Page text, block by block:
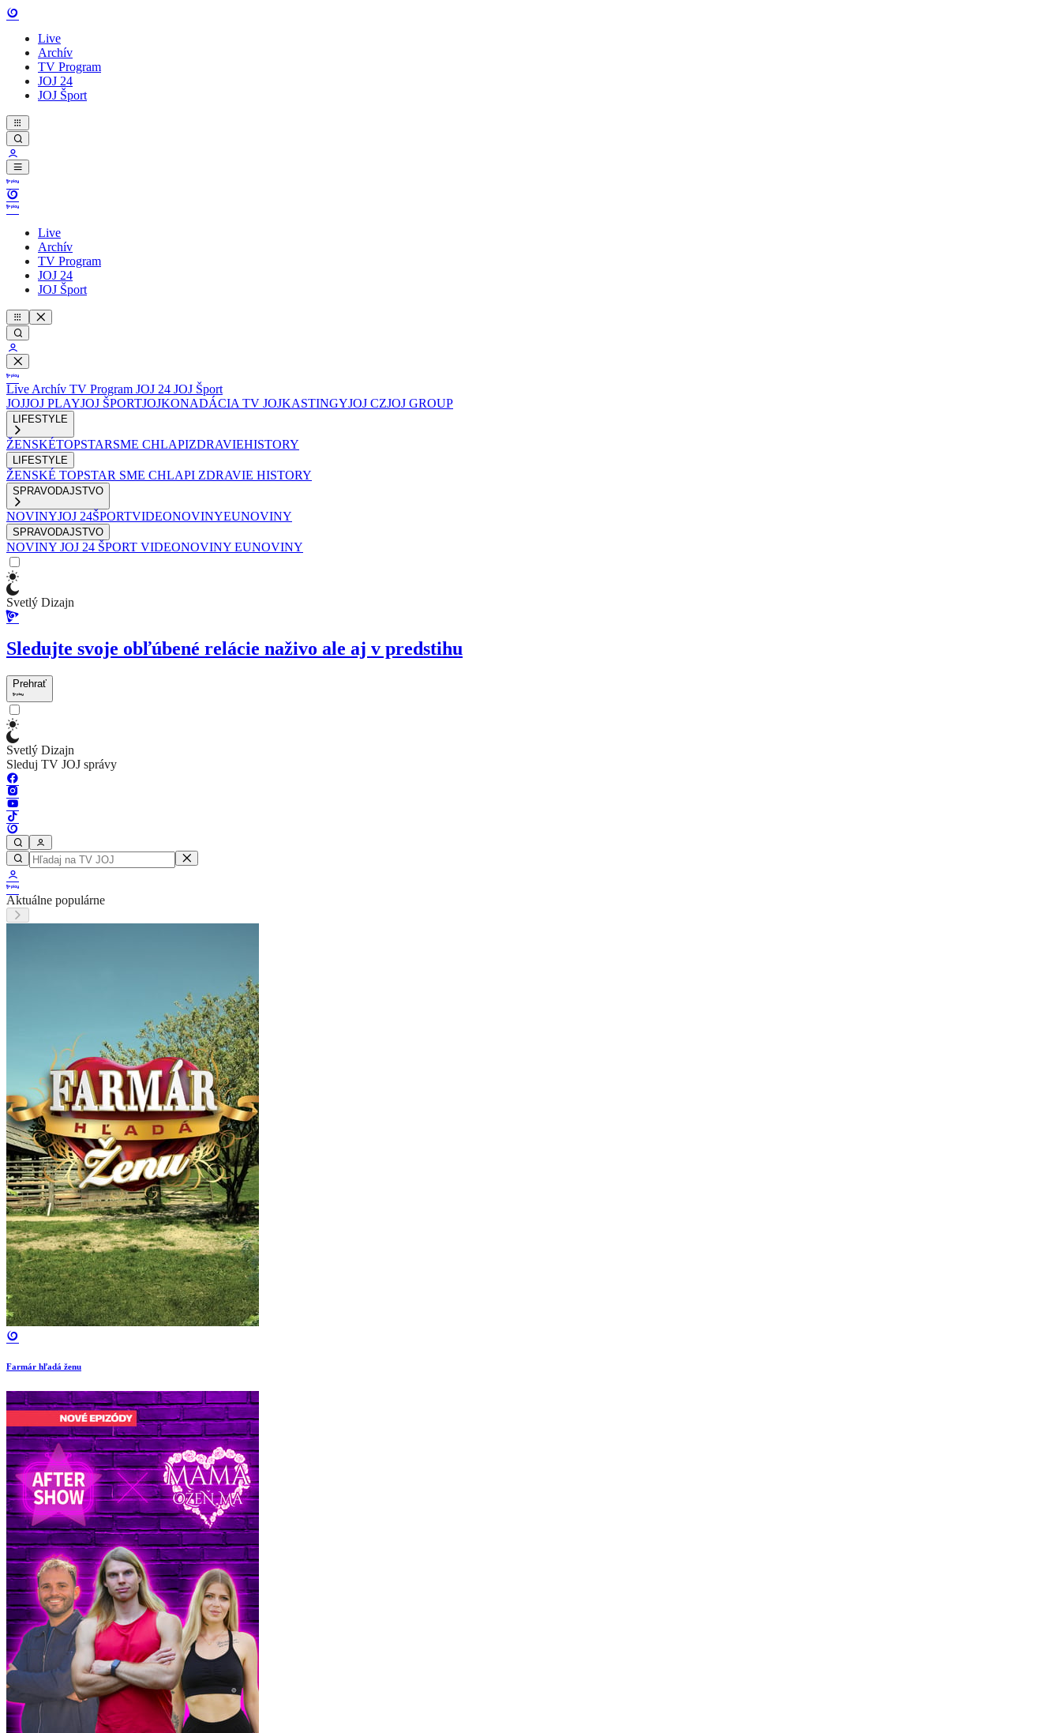
Live
Archív
TV Program
JOJ 24
JOJ Šport
Live
Archív
TV Program
JOJ 24
JOJ Šport
Live Archív TV Program JOJ 24 JOJ Šport
JOJJOJ PLAYJOJ ŠPORTJOJKONADÁCIA TV JOJKASTINGYJOJ CZJOJ GROUP
LIFESTYLE
ŽENSKÉTOPSTARSME CHLAPIZDRAVIEHISTORY
LIFESTYLE
ŽENSKÉ TOPSTAR SME CHLAPI ZDRAVIE HISTORY
SPRAVODAJSTVO
NOVINYJOJ 24ŠPORTVIDEONOVINYEUNOVINY
SPRAVODAJSTVO
NOVINY JOJ 24 ŠPORT VIDEONOVINY EUNOVINY
Svetlý Dizajn
Sledujte svoje obľúbené relácie naživo ale aj v predstihu
Prehrať
Svetlý Dizajn
Sleduj TV JOJ správy
Aktuálne populárne
Farmár hľadá ženu